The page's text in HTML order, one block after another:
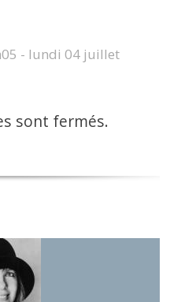
- lundi 04 juillet
sont fermés.